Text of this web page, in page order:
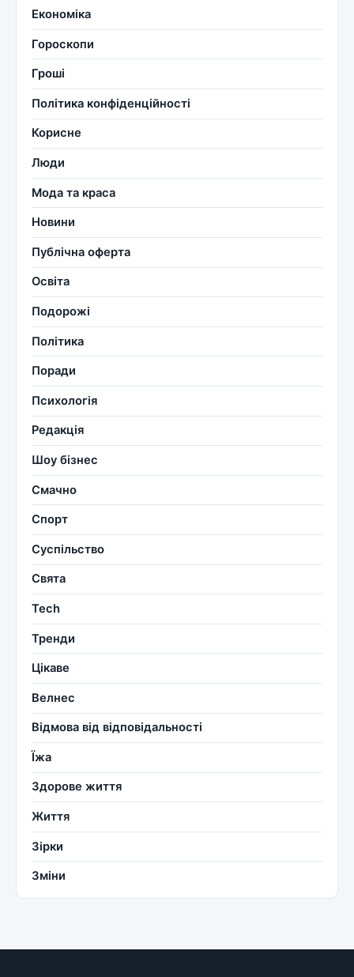
Економіка
Гороскопи
Гроші
Політика конфіденційності
Корисне
Люди
Мода та краса
Новини
Публічна оферта
Освіта
Подорожі
Політика
Поради
Психологія
Редакція
Шоу бізнес
Смачно
Спорт
Суспільство
Свята
Tech
Тренди
Цікаве
Велнес
Відмова від відповідальності
Їжа
Здорове життя
Життя
Зірки
Зміни